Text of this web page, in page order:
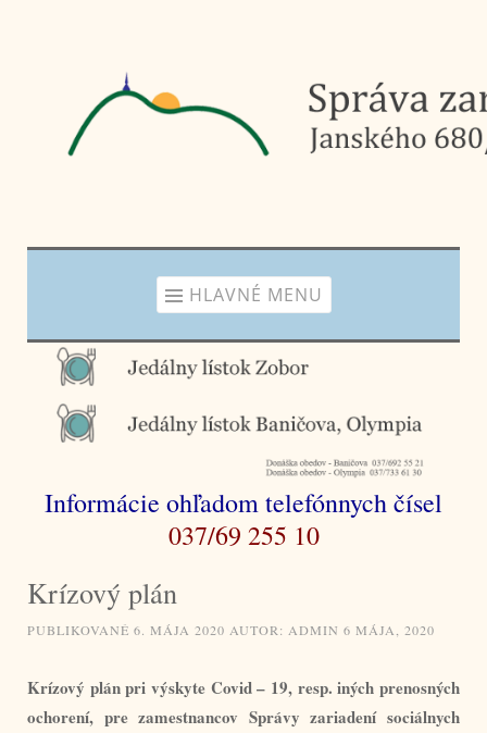
HLAVNÉ MENU
Informácie ohľadom telefónnych čísel
037/69 255 10
Krízový plán
PUBLIKOVANÉ 6. MÁJA 2020 AUTOR: ADMIN 6 MÁJA, 2020
Krízový plán pri výskyte Covid – 19, resp. iných prenosných
ochorení, pre zamestnancov Správy zariadení sociálnych